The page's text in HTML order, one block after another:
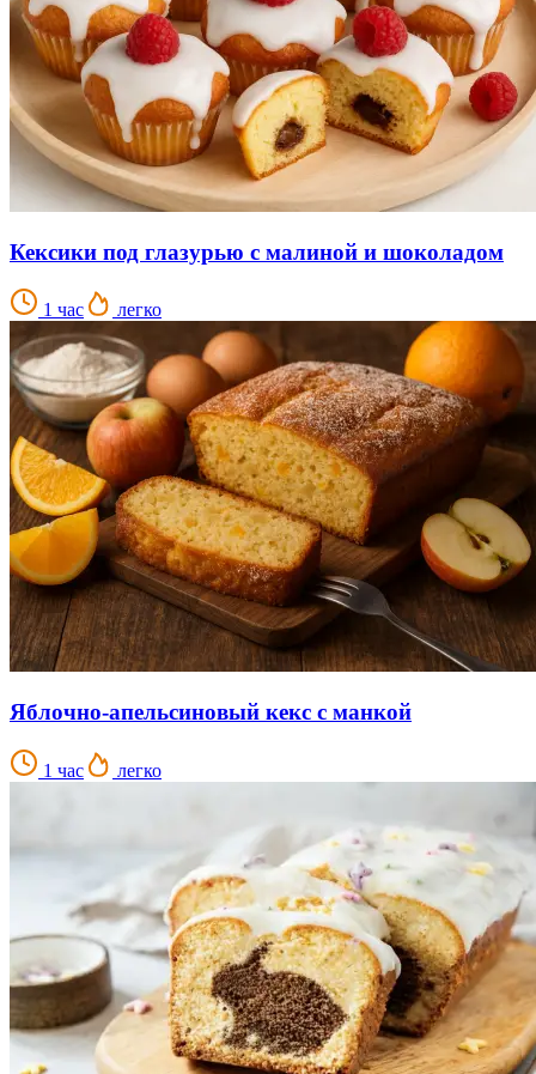
Кексики под глазурью с малиной и шоколадом
1 час легко
Яблочно-апельсиновый кекс с манкой
1 час легко